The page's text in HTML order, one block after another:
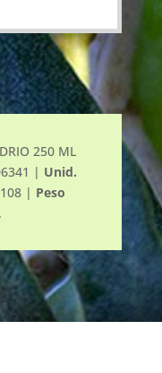
250 ML
| Unid.
108 | Peso